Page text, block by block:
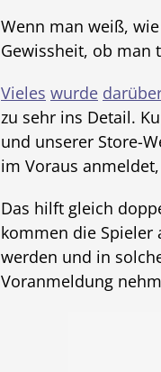
Wenn man weiß,
Gewissheit, ob man
Vieles wurde
zu sehr ins Detail.
und unserer Store-
im Voraus
Das hilft gleich
kommen die Spieler
werden und in
Voranmeldung